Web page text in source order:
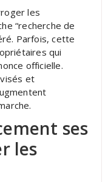
les
“recherche de
Parfois, cette
qui
officielle.
et
ses
les